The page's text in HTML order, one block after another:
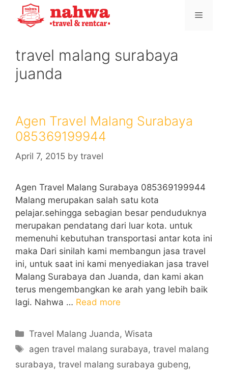
Menu
travel malang surabaya
juanda
Agen Travel Malang Surabaya
085369199944
April 7, 2015 by travel
Agen Travel Malang Surabaya 085369199944
Malang merupakan salah satu kota
pelajar.sehingga sebagian besar penduduknya
merupakan pendatang dari luar kota. untuk
memenuhi kebutuhan transportasi antar kota ini
maka Dari sinilah kami membangun jasa travel
ini, untuk saat ini kami menyediakan jasa travel
Malang Surabaya dan Juanda, dan kami akan
terus mengembangkan ke arah yang lebih baik
lagi. Nahwa … Read more
Categories
Travel Malang Juanda,Wisata
Tags
agen travel malang surabaya,travel malang
surabaya, travel malang surabaya gubeng,